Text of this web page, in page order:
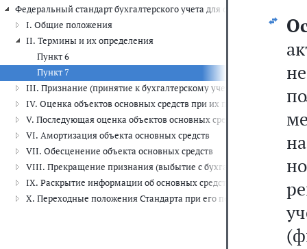
Федеральный стандарт бухгалтерского учета для организаций
I. Общие положения
II. Термины и их определения
Пункт 6
Пункт 7
III. Признание (принятие к бухгалтерскому учету) объектов
IV. Оценка объектов основных средств при их признании
V. Последующая оценка объектов основных средств
VI. Амортизация объекта основных средств
VII. Обесценение объекта основных средств
VIII. Прекращение признания (выбытие с бухгалтерского учета)
IX. Раскрытие информации об основных средствах (результатах
X. Переходные положения Стандарта при его первом применении